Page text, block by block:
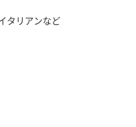
タリアンなど